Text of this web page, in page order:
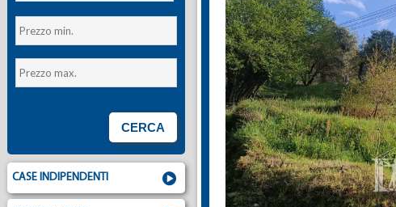
CASE INDIPENDENTI